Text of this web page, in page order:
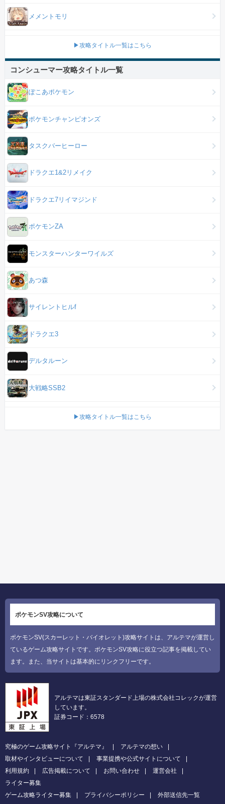
メメントモリ
▶攻略タイトル一覧はこちら
コンシューマー攻略タイトル一覧
ぽこあポケモン
ポケモンチャンピオンズ
タスクバーヒーロー
ドラクエ1&2リメイク
ドラクエ7リイマジンド
ポケモンZA
モンスターハンターワイルズ
あつ森
サイレントヒルf
ドラクエ3
デルタルーン
大戦略SSB2
▶攻略タイトル一覧はこちら
ポケモンSV攻略について
ポケモンSV(スカーレット・バイオレット)攻略サイトは、アルテマが運営し
ているゲーム攻略サイトです。ポケモンSV攻略に役立つ記事を掲載してい
ます。また、当サイトは基本的にリンクフリーです。
アルテマは東証スタンダード上場の株式会社コレックが運営
しています。
証券コード：6578
究極のゲーム攻略サイト『アルテマ』
アルテマの想い
取材やインタビューについて
事業提携や公式サイトについて
利用規約
広告掲載について お問い合わせ
運営会社
ライター募集
ゲーム攻略ライター募集
プライバシーポリシー 外部送信先一覧